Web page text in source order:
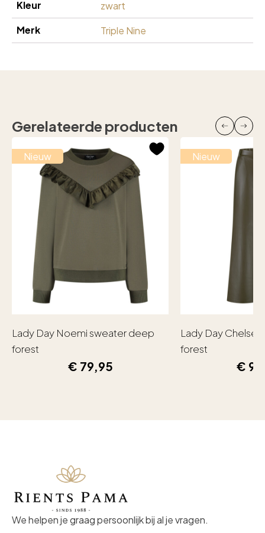
Kleur
zwart
Merk
Triple Nine
Gerelateerde producten
Nieuw
Lady Day Noemi sweater deep
forest
€ 79,95
Nieuw
Lady Day
forest
€
We helpen je graag persoonlijk bij al je vragen.